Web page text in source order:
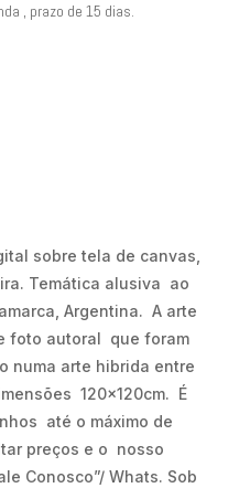
, prazo de 15 dias.
sobre tela de canvas,
Temática alusiva ao
Argentina. A arte
foto autoral que foram
numa arte hibrida entre
120x120cm. É
até o máximo de
preços e o nosso
Conosco”/ Whats. Sob